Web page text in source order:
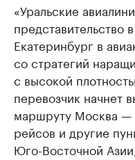
«Уральские
Екатеринбург в
со стратегий
с высокой
перевозчик начнет
маршруту Москва —
рейсов и другие
Юго-Восточной